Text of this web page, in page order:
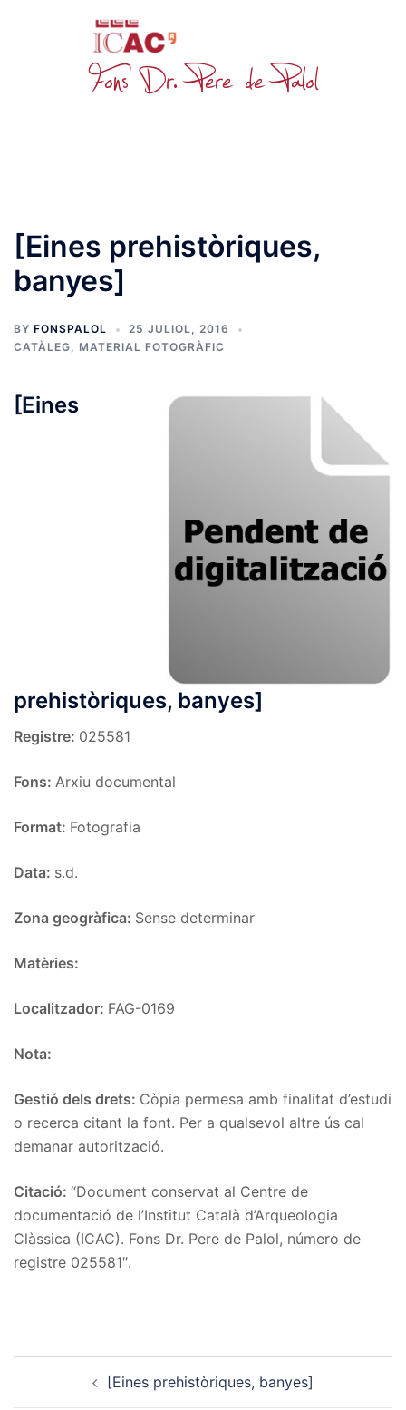
[Eines prehistòriques,
banyes]
BY FONSPALOL
25 JULIOL, 2016
CATÀLEG, MATERIAL FOTOGRÀFIC
[Eines
prehistòriques, banyes]
Registre: 025581
Fons: Arxiu documental
Format: Fotografia
Data: s.d.
Zona geogràfica: Sense determinar
Matèries:
Localitzador: FAG-0169
Nota:
Gestió dels drets: Còpia permesa amb finalitat d’estudi
o recerca citant la font. Per a qualsevol altre ús cal
demanar autorització.
Citació: “Document conservat al Centre de
documentació de l’Institut Català d’Arqueologia
Clàssica (ICAC). Fons Dr. Pere de Palol, número de
registre 025581″.
navigation[Eines prehistòriques, banyes]